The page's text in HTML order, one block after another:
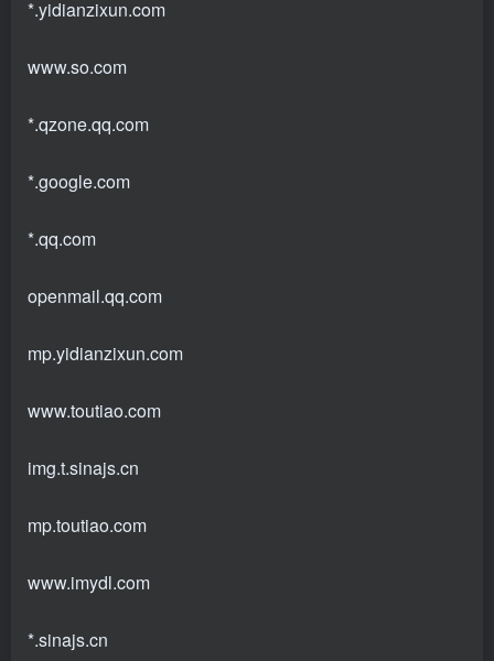
*.yidianzixun.com
www.so.com
*.qzone.qq.com
*.google.com
*.qq.com
openmail.qq.com
mp.yidianzixun.com
www.toutiao.com
img.t.sinajs.cn
mp.toutiao.com
www.imydl.com
*.sinajs.cn